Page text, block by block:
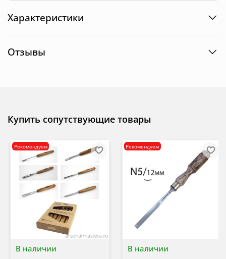
Характеристики
Отзывы
Купить сопутствующие товары
В наличии
Рекомендуем
В наличии
Рекомендуем